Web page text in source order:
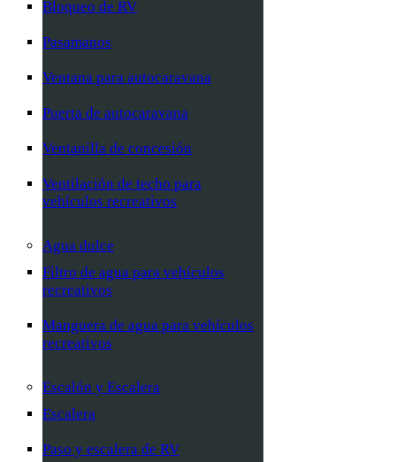
Bloqueo de RV
Pasamanos
Ventana para autocaravana
Puerta de autocaravana
Ventanilla de concesión
Ventilación de techo para
vehículos recreativos
Agua dulce
Filtro de agua para vehículos
recreativos
Manguera de agua para vehículos
recreativos
Escalón y Escalera
Escalera
Paso y escalera de RV